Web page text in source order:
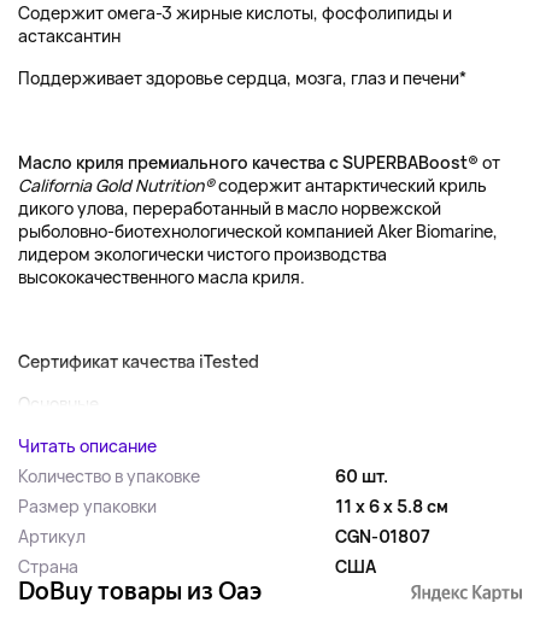
Содержит омега-3 жирные кислоты, фосфолипиды и
астаксантин
Поддерживает здоровье сердца, мозга, глаз и печени*
Масло криля премиального качества с SUPERBABoost® от
California Gold Nutrition®содержит антарктический криль
дикого улова, переработанный в масло норвежской
рыболовно-биотехнологической компанией Aker Biomarine,
лидером экологически чистого производства
высококачественного масла криля.
Сертификат качества iTested
Основные...
Читать описание
Количество в упаковке
60 шт.
Размер упаковки
11 x 6 x 5.8 см
Артикул
CGN-01807
Страна
США